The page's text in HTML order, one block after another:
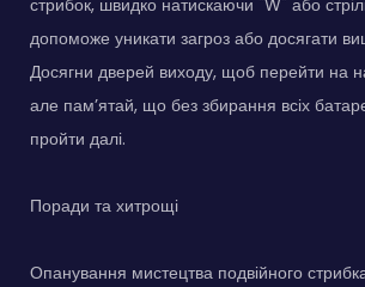
стрибок, швидко натискаючи "W" або
допоможе уникати загроз або досягати
Досягни дверей виходу, щоб перейти на
але пам’ятай, що без збирання всіх
пройти далі.
Поради та хитрощі
Опанування мистецтва подвійного